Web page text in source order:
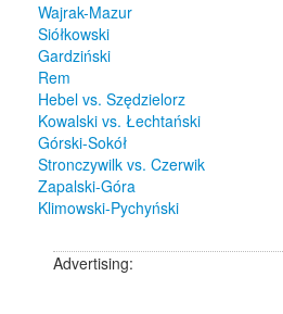
Wajrak-Mazur
Siółkowski
Gardziński
Rem
Hebel vs. Szędzielorz
Kowalski vs. Łechtański
Górski-Sokół
Stronczywilk vs. Czerwik
Zapalski-Góra
Klimowski-Pychyński
Advertising: